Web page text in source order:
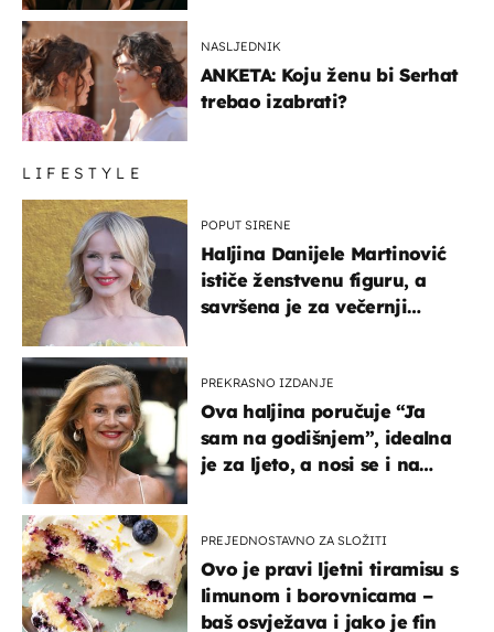
NASLJEDNIK
ANKETA: Koju ženu bi Serhat
trebao izabrati?
LIFESTYLE
POPUT SIRENE
Haljina Danijele Martinović
ističe ženstvenu figuru, a
savršena je za večernji
PREKRASNO IZDANJE
Ova haljina poručuje “Ja
sam na godišnjem”, idealna
je za ljeto, a nosi se i na
PREJEDNOSTAVNO ZA SLOŽITI
Ovo je pravi ljetni tiramisu s
limunom i borovnicama –
baš osvježava i jako je fin